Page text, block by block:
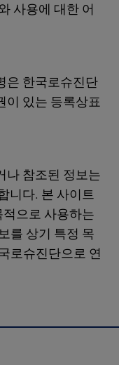
사용에 대한 어
은 한국로슈진단
이 있는 등록상표
나 참조된 정보는
니다. 본 사이트
으로 사용하는
를 상기 특정 목
로슈진단으로 연